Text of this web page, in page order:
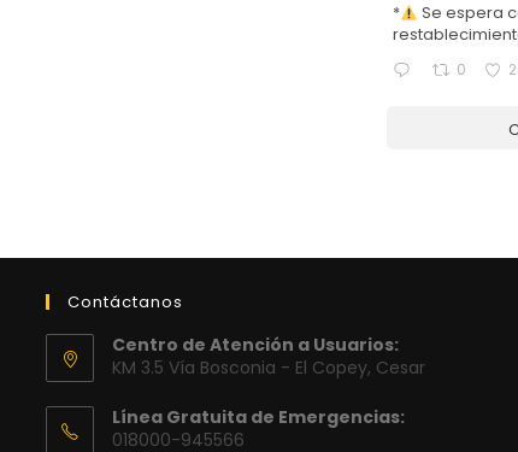
*
Se espera
0 2
Contáctanos
Centro de Atención a Usuarios:
KM 3.5 Vía Bosconia - El Copey, Cesar
Línea Gratuita de Emergencias:
018000-945566